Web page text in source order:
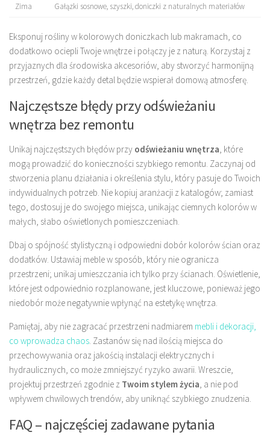
Zima Gałązki sosnowe, szyszki, doniczki z naturalnych materiałów
Eksponuj rośliny w kolorowych doniczkach lub makramach, co
dodatkowo ociepli Twoje wnętrze i połączy je z naturą. Korzystaj z
przyjaznych dla środowiska akcesoriów, aby stworzyć harmonijną
przestrzeń, gdzie każdy detal będzie wspierał domową atmosferę.
Najczęstsze błędy przy odświeżaniu
wnętrza bez remontu
Unikaj najczęstszych błędów przy odświeżaniu wnętrza, które
mogą prowadzić do konieczności szybkiego remontu. Zaczynaj od
stworzenia planu działania i określenia stylu, który pasuje do Twoich
indywidualnych potrzeb. Nie kopiuj aranżacji z katalogów; zamiast
tego, dostosuj je do swojego miejsca, unikając ciemnych kolorów w
małych, słabo oświetlonych pomieszczeniach.
Dbaj o spójność stylistyczną i odpowiedni dobór kolorów ścian oraz
dodatków. Ustawiaj meble w sposób, który nie ogranicza
przestrzeni; unikaj umieszczania ich tylko przy ścianach. Oświetlenie,
które jest odpowiednio rozplanowane, jest kluczowe, ponieważ jego
niedobór może negatywnie wpłynąć na estetykę wnętrza.
Pamiętaj, aby nie zagracać przestrzeni nadmiarem mebli i dekoracji,
co wprowadza chaos. Zastanów się nad ilością miejsca do
przechowywania oraz jakością instalacji elektrycznych i
hydraulicznych, co może zmniejszyć ryzyko awarii. Wreszcie,
projektuj przestrzeń zgodnie z Twoim stylem życia, a nie pod
wpływem chwilowych trendów, aby uniknąć szybkiego znudzenia.
FAQ – najczęściej zadawane pytania